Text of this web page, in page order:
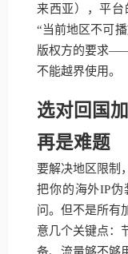
来西亚），平
“当前地区不可
版权方的要求
不能越界使用。
选对回国
再是难题
要解决地区限制
把你的海外IP
问。但不是所有
意几个关键点：